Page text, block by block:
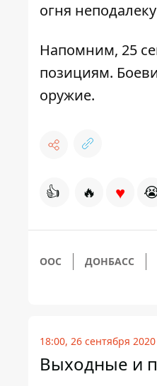
огня
Напомним, 25
позициям.
оружие.
👍 🔥 ♥
ООС ДОНБАСС
18:00, 26 сентября 2020
Выходные и